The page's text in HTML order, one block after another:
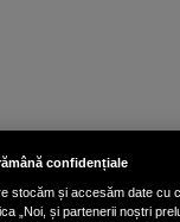
confidențiale
stocăm și accesăm date cu
„Noi, și partenerii noștri